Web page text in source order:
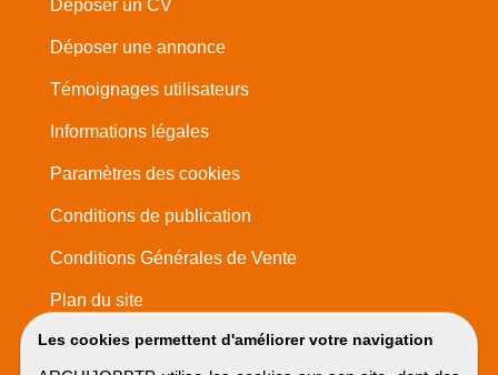
Les cookies permettent d'améliorer votre navigation
Déposer un CV
Déposer une annonce
Témoignages utilisateurs
Informations légales
Paramètres des cookies
Conditions de publication
Conditions Générales de Vente
Plan du site